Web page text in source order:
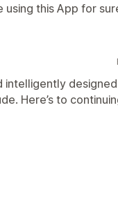
this App for
intelligently
Here’s to